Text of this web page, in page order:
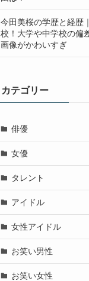
今田美桜の学歴と経歴
校！大学や中学校の偏
画像がかわいすぎ
カテゴリー
俳優
女優
タレント
アイドル
女性アイドル
お笑い男性
お笑い女性